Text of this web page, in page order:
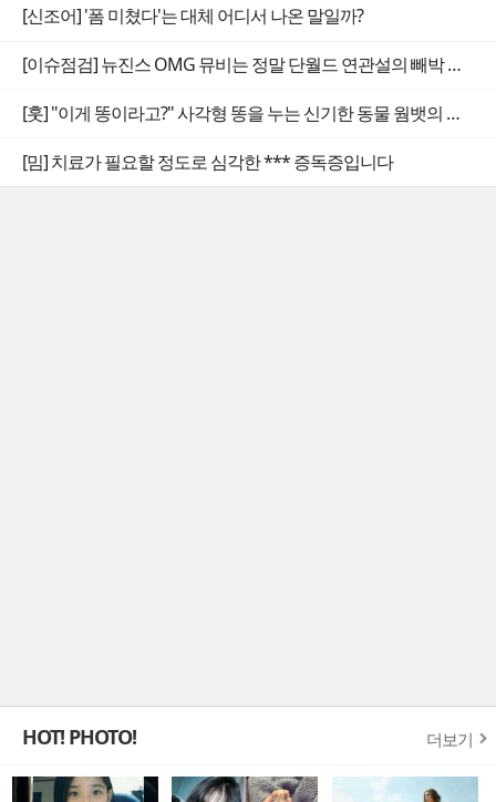
[신조어] '폼 미쳤다'는 대체 어디서 나온 말일까?
[이슈점검] 뉴진스 OMG 뮤비는 정말 단월드 연관설의 빼박 증거일까
[훗] "이게 똥이라고?" 사각형 똥을 누는 신기한 동물 웜뱃의 비밀
[밈] 치료가 필요할 정도로 심각한 *** 증독증입니다
HOT! PHOTO! 더보기